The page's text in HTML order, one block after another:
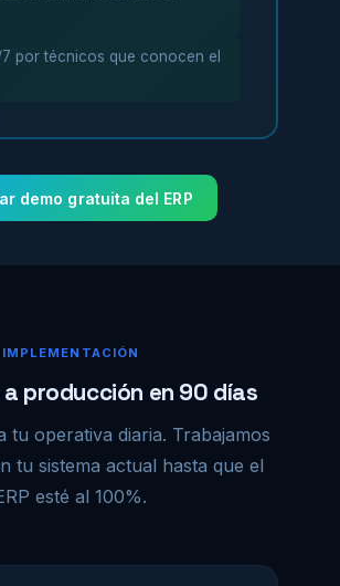
por técnicos que conocen el
demo gratuita del ERP
IMPLEMENTACIÓN
a producción en 90 días
tu operativa diaria. Trabajamos
tu sistema actual hasta que el
esté al 100%.